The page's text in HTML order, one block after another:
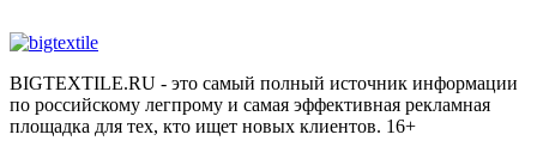
BIGTEXTILE.RU - это самый полный источник информации
по российскому легпрому и самая эффективная рекламная
площадка для тех, кто ищет новых клиентов. 16+